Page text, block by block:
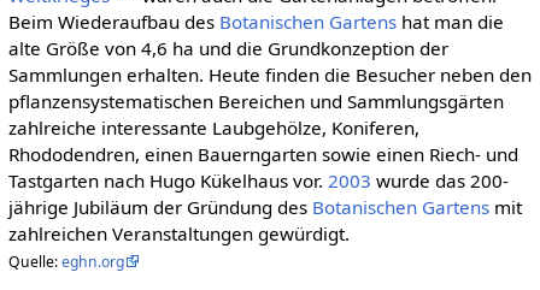
Beim Wiederaufbau des Botanischen Gartenshat man die
alte Größe von 4,6 ha und die Grundkonzeption der
Sammlungen erhalten. Heute finden die Besucher neben den
pflanzensystematischen Bereichen und Sammlungsgärten
zahlreiche interessante Laubgehölze, Koniferen,
Rhododendren, einen Bauerngarten sowie einen Riech- und
Tastgarten nach Hugo Kükelhaus vor. 2003 wurde das 200-
jährige Jubiläum der Gründung des Botanischen Gartensmit
zahlreichen Veranstaltungen gewürdigt.
Quelle:eghn.org